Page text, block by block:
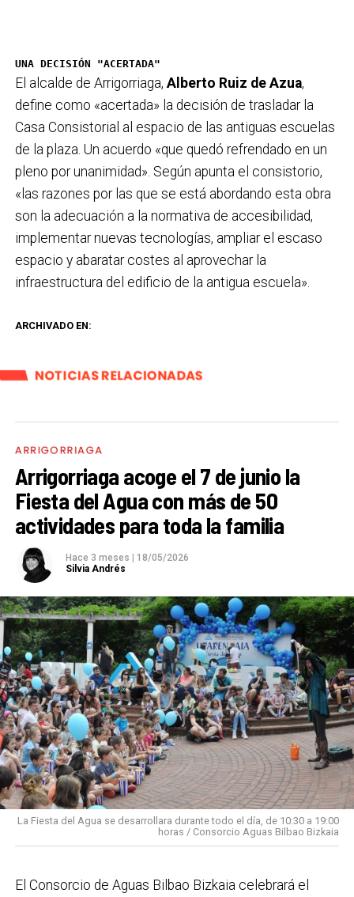
UNA DECISIÓN "ACERTADA"
El alcalde de Arrigorriaga, Alberto Ruiz de Azua,
define como «acertada» la decisión de trasladar la
Casa Consistorial al espacio de las antiguas escuelas
de la plaza. Un acuerdo «que quedó refrendado en un
pleno por unanimidad». Según apunta el consistorio,
«las razones por las que se está abordando esta obra
son la adecuación a la normativa de accesibilidad,
implementar nuevas tecnologías, ampliar el escaso
espacio y abaratar costes al aprovechar la
infraestructura del edificio de la antigua escuela».
ARCHIVADO EN:
NOTICIAS RELACIONADAS
ARRIGORRIAGA
Arrigorriaga acoge el 7 de junio la
Fiesta del Agua con más de 50
actividades para toda la familia
Hace 3 meses
18/05/2026
Silvia Andrés
La Fiesta del Agua se desarrollara durante todo el día, de 10:30 a 19:00
horas / Consorcio Aguas Bilbao Bizkaia
El Consorcio de Aguas Bilbao Bizkaia celebrará el